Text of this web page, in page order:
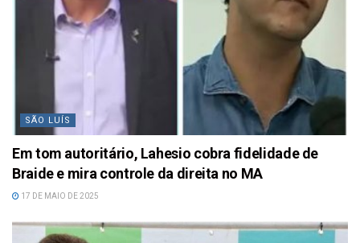
SÃO LUÍS
Em tom autoritário, Lahesio cobra fidelidade de
Braide e mira controle da direita no MA
17 DE MAIO DE 2025